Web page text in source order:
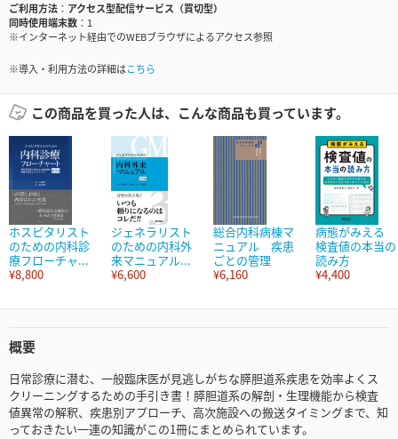
ご利用方法
アクセス型配信サービス（買切型）
同時使用端末数
1
※インターネット経由でのWEBブラウザによるアクセス参照
※導入・利用方法の詳細はこちら
この商品を買った人は、こんな商品も買っています。
ホスピタリスト
のための内科診
療フローチャ...
¥8,800
ジェネラリスト
のための内科外
来マニュアル...
¥6,600
総合内科病棟マ
ニュアル 疾患
ごとの管理
¥6,160
病態がみえる
検査値の本当の
読み方
¥4,400
概要
日常診療に潜む、一般臨床医が見逃しがちな膵胆道系疾患を効率よくス
クリーニングするための手引き書！膵胆道系の解剖・生理機能から検査
値異常の解釈、疾患別アプローチ、高次施設への搬送タイミングまで、知
っておきたい一連の知識がこの1冊にまとめられています。